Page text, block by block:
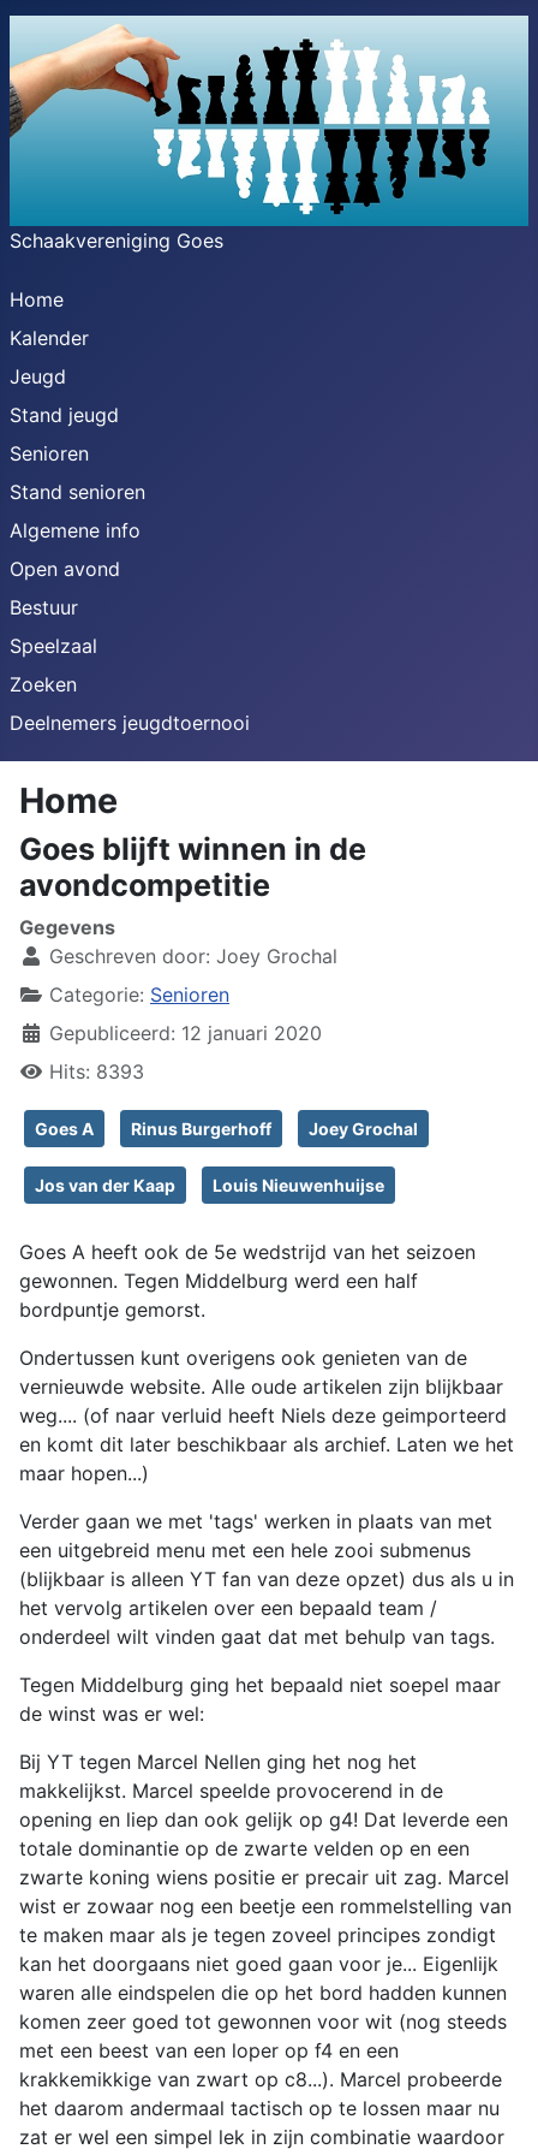
Schaakvereniging Goes
Home
Kalender
Jeugd
Stand jeugd
Senioren
Stand senioren
Algemene info
Open avond
Bestuur
Speelzaal
Zoeken
Deelnemers jeugdtoernooi
Home
Goes blijft winnen in de
avondcompetitie
Gegevens
Geschreven door: Joey Grochal
Categorie: Senioren
Gepubliceerd: 12 januari 2020
Hits: 8393
Goes A Rinus Burgerhoff Joey Grochal
Jos van der Kaap Louis Nieuwenhuijse
Goes A heeft ook de 5e wedstrijd van het seizoen
gewonnen. Tegen Middelburg werd een half
bordpuntje gemorst.
Ondertussen kunt overigens ook genieten van de
vernieuwde website. Alle oude artikelen zijn blijkbaar
weg.... (of naar verluid heeft Niels deze geimporteerd
en komt dit later beschikbaar als archief. Laten we het
maar hopen...)
Verder gaan we met 'tags' werken in plaats van met
een uitgebreid menu met een hele zooi submenus
(blijkbaar is alleen YT fan van deze opzet) dus als u in
het vervolg artikelen over een bepaald team /
onderdeel wilt vinden gaat dat met behulp van tags.
Tegen Middelburg ging het bepaald niet soepel maar
de winst was er wel:
Bij YT tegen Marcel Nellen ging het nog het
makkelijkst. Marcel speelde provocerend in de
opening en liep dan ook gelijk op g4! Dat leverde een
totale dominantie op de zwarte velden op en een
zwarte koning wiens positie er precair uit zag. Marcel
wist er zowaar nog een beetje een rommelstelling van
te maken maar als je tegen zoveel principes zondigt
kan het doorgaans niet goed gaan voor je... Eigenlijk
waren alle eindspelen die op het bord hadden kunnen
komen zeer goed tot gewonnen voor wit (nog steeds
met een beest van een loper op f4 en een
krakkemikkige van zwart op c8...). Marcel probeerde
het daarom andermaal tactisch op te lossen maar nu
zat er wel een simpel lek in zijn combinatie waardoor